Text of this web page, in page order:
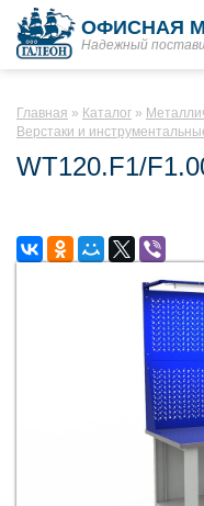
ОФИСНАЯ
Надежный
Главная Каталог
Верстаки и
WT120.F1/